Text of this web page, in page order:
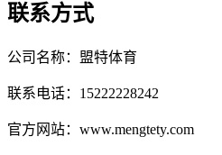
联系方式
公司名称：盟特体育
联系电话：15222228242
官方网站：www.mengtety.com